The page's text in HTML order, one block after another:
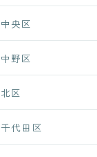
中央区
中野区
北区
千代田区